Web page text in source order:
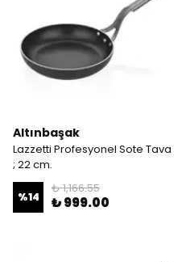
Altınbaşak
Lazzetti Profesyonel Sote Tava
; 22 cm.
%14
₺ 1,166.55
₺ 999.00